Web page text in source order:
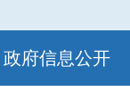
政府信息公开